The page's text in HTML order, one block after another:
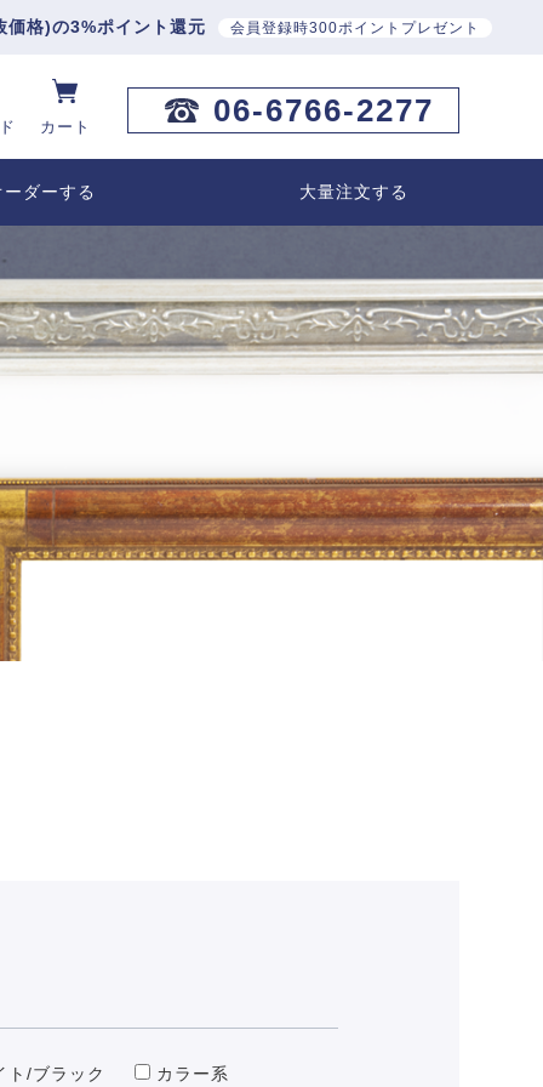
価格)の3%ポイント還元 会員登録時300ポイントプレゼント
カート 06-6766-2277
ーダーする 大量注文する
ト/ブラック カラー系